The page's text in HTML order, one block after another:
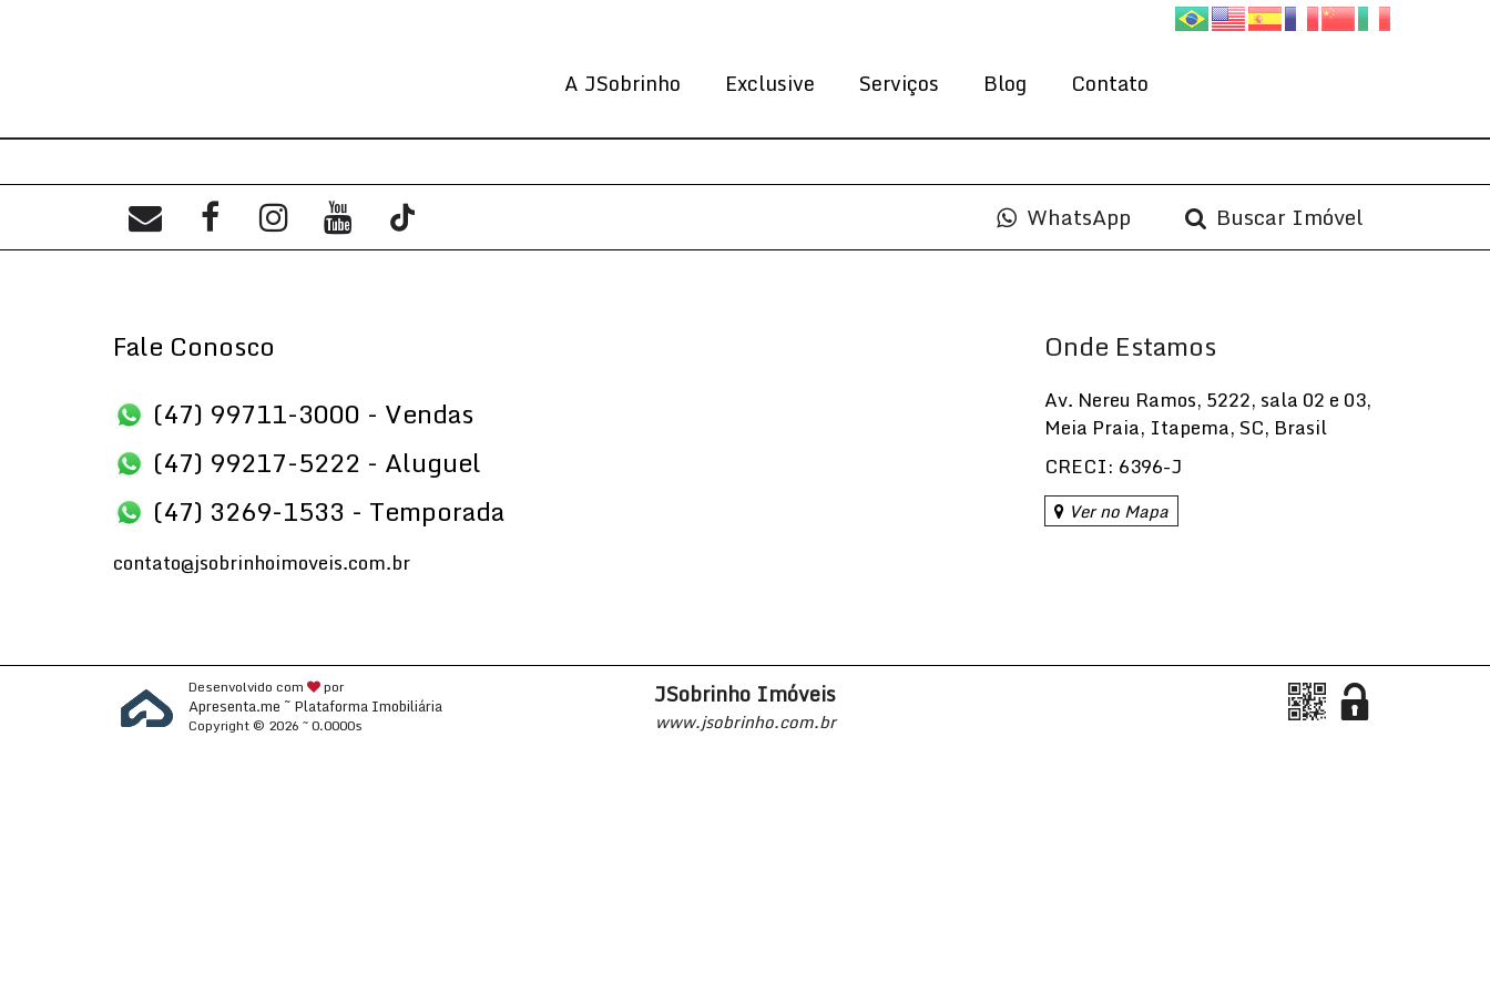
Contato
Blog
Serviços
Exclusive
A JSobrinho
WhatsApp Buscar Imóvel
Fale Conosco
(47) 99711-3000 - Vendas
(47) 99217-5222 - Aluguel
(47) 3269-1533 - Temporada
contato@jsobrinhoimoveis.com.br
Onde Estamos
Av. Nereu Ramos, 5222, sala 02 e 03,
Meia Praia, Itapema, SC, Brasil
CRECI: 6396-J
Ver no Mapa
Desenvolvido com por
Apresenta.me ~ Plataforma Imobiliária
Copyright © 2026 ~ 0.0000s
JSobrinho Imóveis
www.jsobrinho.com.br